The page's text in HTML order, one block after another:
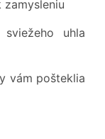
zamysleniu
uhla
vám pošteklia